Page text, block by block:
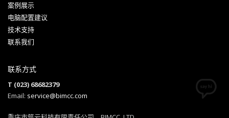
案例展示
电脑配置建议
技术支持
联系我们
联系方式
T (023) 68682379
Email: service@bimcc.com